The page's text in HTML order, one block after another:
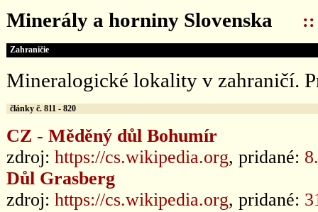
Minerály a horniny Slovenska ::
Zahraničie
Mineralogické lokality v zahraničí.
články č. 811 - 820
CZ - Měděný důl Bohumír
zdroj: https://cs.wikipedia.org, pridané:
Důl Grasberg
zdroj: https://cs.wikipedia.org, pridané: